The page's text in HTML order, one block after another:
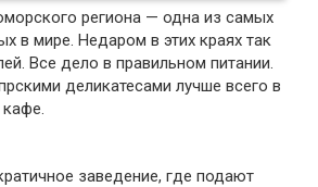
региона — одна из самых
в мире. Недаром в этих краях так
Все дело в правильном питании.
деликатесами лучше всего в
кафе.
заведение, где подают